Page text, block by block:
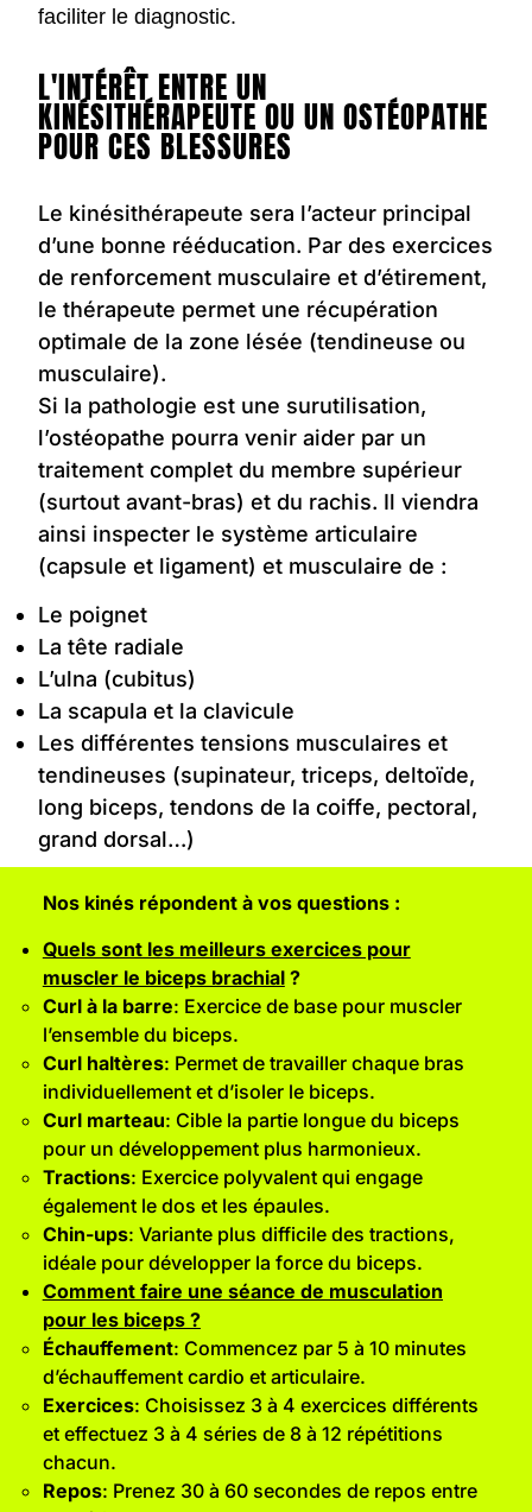
faciliter le diagnostic.
L'INTÉRÊT ENTRE UN
KINÉSITHÉRAPEUTE OU UN OSTÉOPATHE
POUR CES BLESSURES
Le kinésithérapeute sera l’acteur principal
d’une bonne rééducation. Par des exercices
de renforcement musculaire et d’étirement,
le thérapeute permet une récupération
optimale de la zone lésée (tendineuse ou
musculaire).
Si la pathologie est une surutilisation,
l’ostéopathe pourra venir aider par un
traitement complet du membre supérieur
(surtout avant-bras) et du rachis. Il viendra
ainsi inspecter le système articulaire
(capsule et ligament) et musculaire de :
Le poignet
La tête radiale
L’ulna (cubitus)
La scapula et la clavicule
Les différentes tensions musculaires et
tendineuses (supinateur, triceps, deltoïde,
long biceps, tendons de la coiffe, pectoral,
grand dorsal…)
Nos kinés répondent à vos questions :
Quels sont les meilleurs exercices pour
muscler le biceps brachial?
Curl à la barre: Exercice de base pour muscler
l’ensemble du biceps.
Curl haltères: Permet de travailler chaque bras
individuellement et d’isoler le biceps.
Curl marteau: Cible la partie longue du biceps
pour un développement plus harmonieux.
Tractions: Exercice polyvalent qui engage
également le dos et les épaules.
Chin-ups: Variante plus difficile des tractions,
idéale pour développer la force du biceps.
Comment faire une séance de musculation
pour les biceps ?
Échauffement: Commencez par 5 à 10 minutes
d’échauffement cardio et articulaire.
Exercices: Choisissez 3 à 4 exercices différents
et effectuez 3 à 4 séries de 8 à 12 répétitions
chacun.
Repos: Prenez 30 à 60 secondes de repos entre